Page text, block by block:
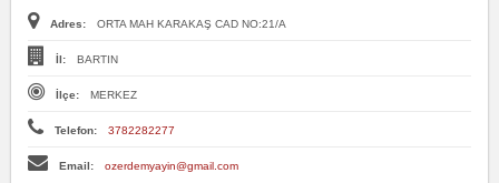
Adres: ORTA MAH KARAKAŞ CAD NO:21/A
İl: BARTIN
İlçe: MERKEZ
Telefon: 3782282277
Email: ozerdemyayin@gmail.com